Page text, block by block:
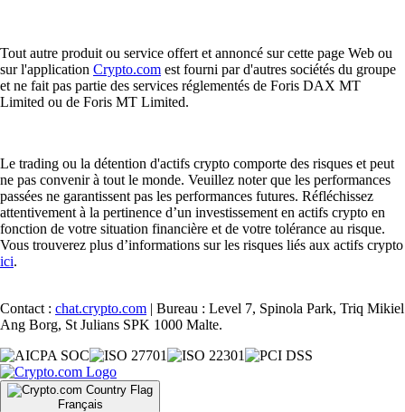
Tout autre produit ou service offert et annoncé sur cette page Web ou
sur l'application Crypto.com est fourni par d'autres sociétés du groupe
et ne fait pas partie des services réglementés de Foris DAX MT
Limited ou de Foris MT Limited.
Le trading ou la détention d'actifs crypto comporte des risques et peut
ne pas convenir à tout le monde. Veuillez noter que les performances
passées ne garantissent pas les performances futures. Réfléchissez
attentivement à la pertinence d’un investissement en actifs crypto en
fonction de votre situation financière et de votre tolérance au risque.
Vous trouverez plus d’informations sur les risques liés aux actifs crypto
ici.
Contact : chat.crypto.com | Bureau : Level 7, Spinola Park, Triq Mikiel
Ang Borg, St Julians SPK 1000 Malte.
Français